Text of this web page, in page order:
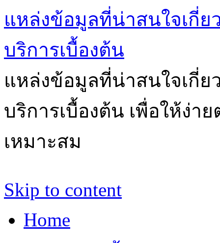
แหล่งข้อมูลที่น่าสนใจเกี่ย
บริการเบื้องต้น
แหล่งข้อมูลที่น่าสนใจเกี่ย
บริการเบื้องต้น เพื่อให้ง่า
เหมาะสม
Skip to content
Home